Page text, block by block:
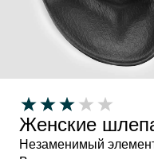
Женские
Незаменимый